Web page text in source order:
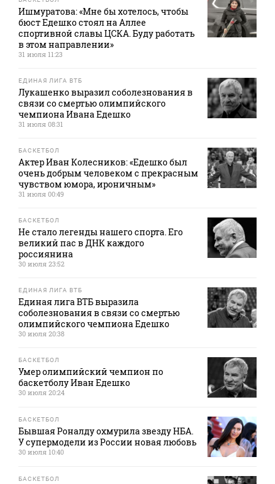
Ишмуратова: «Мне бы хотелось, чтобы
бюст Едешко стоял на Аллее
спортивной славы ЦСКА. Буду работать
в этом направлении»
31 июля 11:23
ЕДИНАЯ ЛИГА ВТБ
Лукашенко выразил соболезнования в
связи со смертью олимпийского
чемпиона Ивана Едешко
31 июля 08:31
БАСКЕТБОЛ
Актер Иван Колесников: «Едешко был
очень добрым человеком с прекрасным
чувством юмора, ироничным»
31 июля 00:49
БАСКЕТБОЛ
Не стало легенды нашего спорта. Его
великий пас в ДНК каждого
россиянина
30 июля 23:52
ЕДИНАЯ ЛИГА ВТБ
Единая лига ВТБ выразила
соболезнования в связи со смертью
олимпийского чемпиона Едешко
30 июля 20:38
БАСКЕТБОЛ
Умер олимпийский чемпион по
баскетболу Иван Едешко
30 июля 20:24
БАСКЕТБОЛ
Бывшая Роналду охмурила звезду НБА.
У супермодели из России новая любовь
30 июля 10:40
БАСКЕТБОЛ